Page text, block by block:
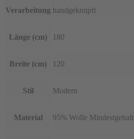
Verarbeitung handgeknüpft
Länge (cm) 180
Breite (cm) 120
Stil Modern
Material 95% Wolle Mindestgehalt